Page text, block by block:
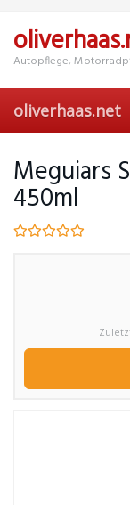
main
content
Autopflege,
oliverhaas.net
Meguiars
450ml